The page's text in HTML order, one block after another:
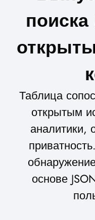
поиска
Таблица
открытым
аналитики,
основе